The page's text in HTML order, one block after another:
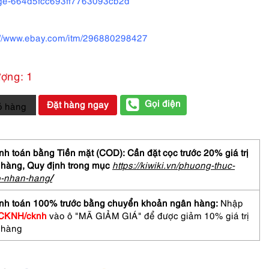
www.ebay.com/itm/296880298427
1
hàng Đặt hàng ngay Gọi điện
toán bằng Tiền mặt (COD): Cần đặt cọc trước 20% giá trị
Quy định trong mục https://kiwiki.vn/phuong-thuc-
nhan-hang/
toán 100% trước bằng chuyển khoản ngân hàng: Nhập
cknh vào ô "MÃ GIẢM GIÁ" để được giảm 10% giá trị